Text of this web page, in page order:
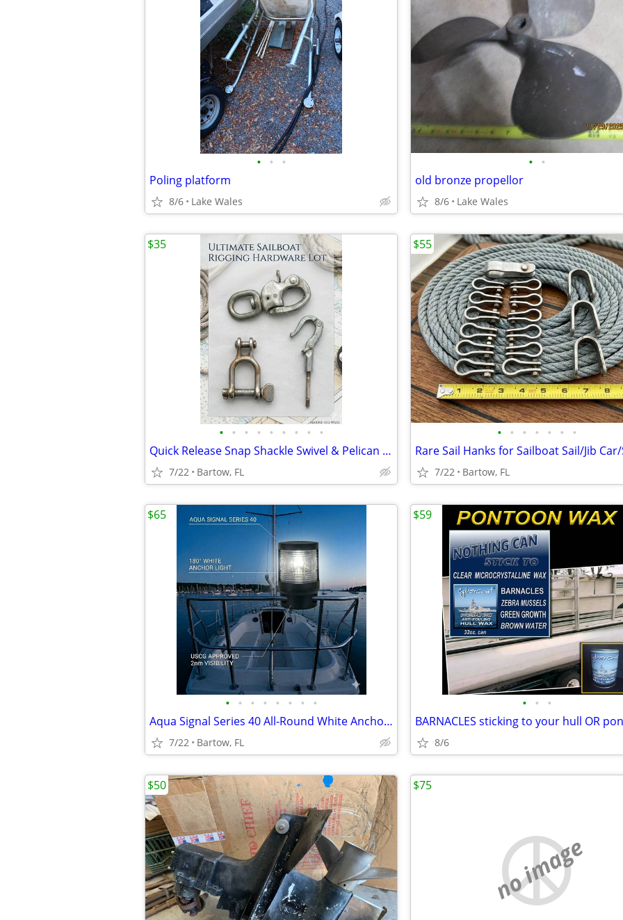
• • •
Poling platform
8/6 Lake Wales
• •
old bronze propellor
8/6 Lake Wales
• • • • • • • • •
Quick Release Snap Shackle Swivel & Pelican Hook Lifeline Sailboat Rig
7/22 Bartow, FL
$35
• • • • • • •
7/22 Bartow, FL
$55
• • • • • • • •
Aqua Signal Series 40 All-Round White Anchor Navigation Light 12V 10W
7/22 Bartow, FL
$65
• • •
8/6
$59
$50
no image
$75